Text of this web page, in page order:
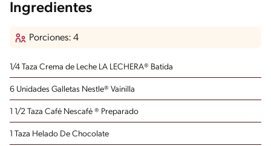
Ingredientes
Porciones: 4
1/4 Taza Crema de Leche LA LECHERA® Batida
6 Unidades Galletas Nestle® Vainilla
1 1/2 Taza Café Nescafé ® Preparado
1 Taza Helado De Chocolate